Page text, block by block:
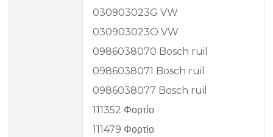
030903023G VW
030903023O VW
0986038070 Bosch ruil
0986038071 Bosch ruil
0986038077 Bosch ruil
111352 Φορτίο
111479 Φορτίο